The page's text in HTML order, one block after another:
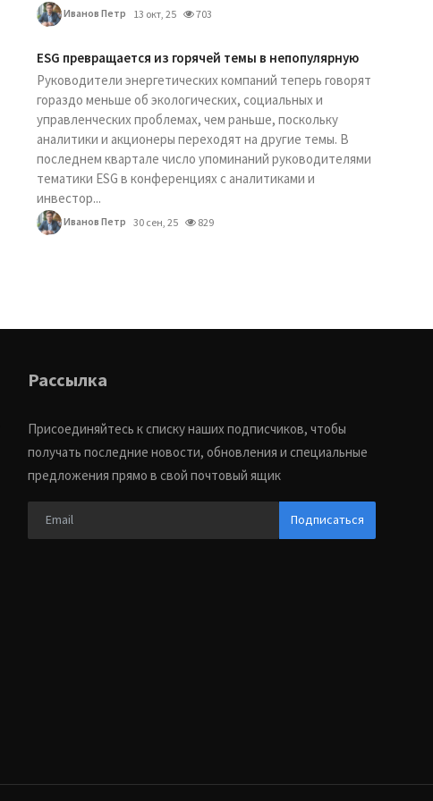
Иванов Петр 13 окт, 25 703
ESG превращается из горячей темы в непопулярную
Руководители энергетических компаний теперь говорят
гораздо меньше об экологических, социальных и
управленческих проблемах, чем раньше, поскольку
аналитики и акционеры переходят на другие темы. В
последнем квартале число упоминаний руководителями
тематики ESG в конференциях с аналитиками и
инвестор...
Иванов Петр 30 сен, 25 829
Рассылка
Присоединяйтесь к списку наших подписчиков, чтобы
получать последние новости, обновления и специальные
предложения прямо в свой почтовый ящик
Подписаться